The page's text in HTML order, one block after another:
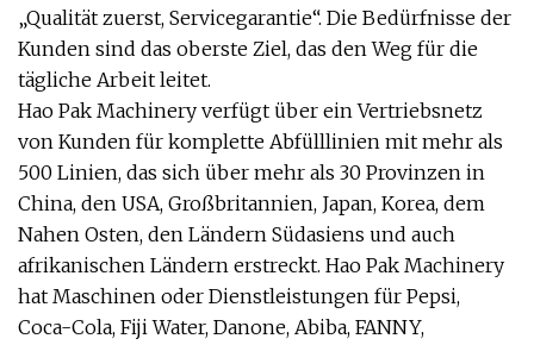
„Qualität zuerst, Servicegarantie“. Die Bedürfnisse der
Kunden sind das oberste Ziel, das den Weg für die
tägliche Arbeit leitet.
Hao Pak Machinery verfügt über ein Vertriebsnetz
von Kunden für komplette Abfülllinien mit mehr als
500 Linien, das sich über mehr als 30 Provinzen in
China, den USA, Großbritannien, Japan, Korea, dem
Nahen Osten, den Ländern Südasiens und auch
afrikanischen Ländern erstreckt. Hao Pak Machinery
hat Maschinen oder Dienstleistungen für Pepsi,
Coca-Cola, Fiji Water, Danone, Abiba, FANNY,